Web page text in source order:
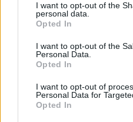
not limited to your visit or
grant or deny consent to
use your data for below
consent section.
I want to opt-out of the
personal data.
Opted In
I want to opt-out of the
Personal Data.
Opted In
I want to opt-out of
Personal Data for
Opted In